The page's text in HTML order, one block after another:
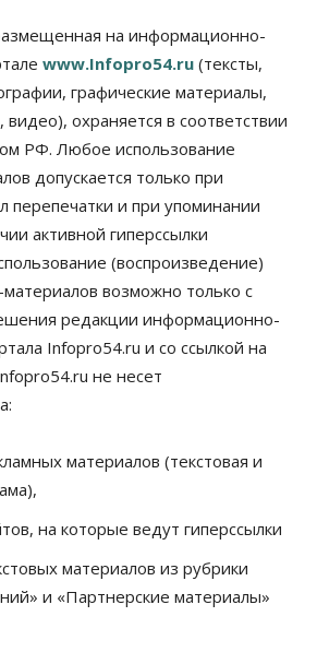
прошёл митинг
о памятниках
завершены работы по
дорожек
Общество
стали реже оформлять
схеме
Право&Порядок
изъял почти полторы тонны
области
на спорт выросли на 40%
на информационно-
www.Infopro54.ru (тексты,
графические материалы,
охраняется в соответствии
РФ. Любое использование
допускается только при
перепечатки и при упоминании
активной гиперссылки
(воспроизведение)
возможно только с
редакции информационно-
Infopro54.ru и со ссылкой на
не несет
материалов (текстовая и
на которые ведут гиперссылки
материалов из рубрики
и «Партнерские материалы»